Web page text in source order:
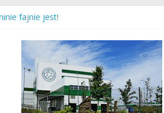
sukcesem!
pracy dla naszych ciepłowników!
uczą się pływać!